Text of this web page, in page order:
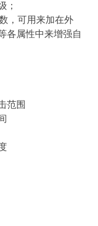
；
，可用来加在外
各属性中来增强自
范围